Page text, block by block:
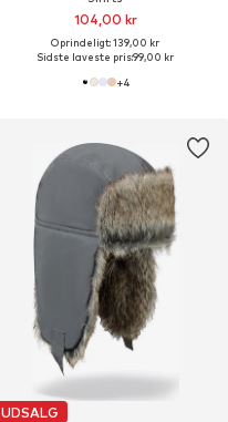
104,00 kr
Oprindeligt: 139,00 kr
Sidste laveste pris:99,00 kr
+4
UDSALG